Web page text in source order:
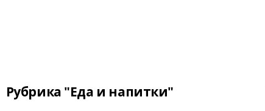
Рубрика "Еда и напитки"